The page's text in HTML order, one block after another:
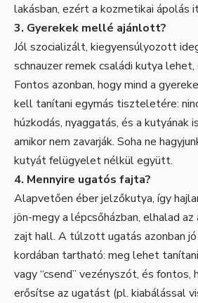
lakásban, ezért a kozmetikai ápolás
3. Gyerekek mellé ajánlott?
Jól szocializált, kiegyensúlyozott
schnauzer remek családi kutya
Fontos azonban, hogy mind a
kell tanítani egymás tiszteletére:
húzkodás, nyaggatás, és a kutyának
amikor nem zavarják. Soha ne
kutyát felügyelet nélkül együtt.
4. Mennyire ugatós fajta?
Alapvetően éber jelzőkutya, így
jön-megy a lépcsőházban, elhalad
zajt hall. A túlzott ugatás azonban
kordában tartható: meg lehet
vagy “csend” vezényszót, és fontos,
erősítse az ugatást (pl. kiabálással